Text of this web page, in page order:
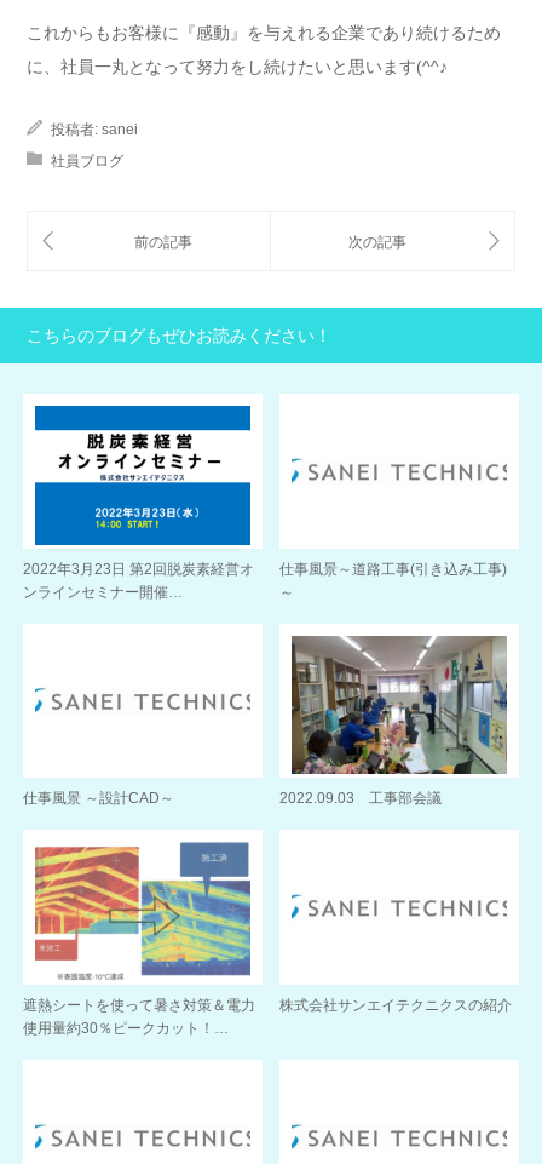
これからもお客様に『感動』を与えれる企業であり続けるため
に、社員一丸となって努力をし続けたいと思います(^^♪
投稿者: sanei
社員ブログ
こちらのブログもぜひお読みください！
2022年3月23日 第2回脱炭素経営オ
ンラインセミナー開催…
仕事風景～道路工事(引き込み工事)
～
仕事風景 ～設計CAD～ 2022.09.03 工事部会議
遮熱シートを使って暑さ対策＆電力
使用量約30％ピークカット！…
株式会社サンエイテクニクスの紹介